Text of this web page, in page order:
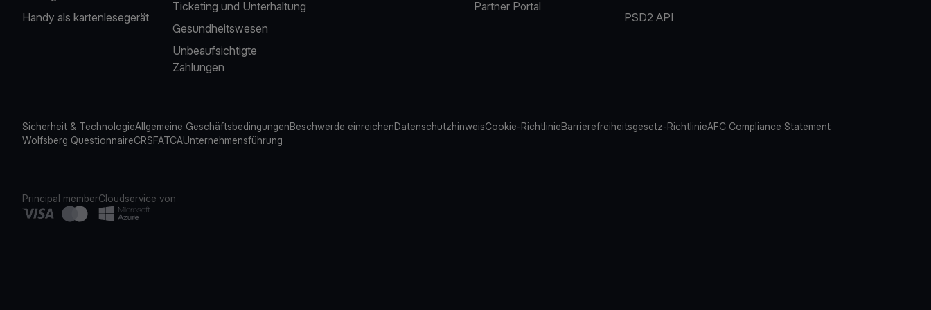
Handy als kartenlesegerät
Ticketing und Unterhaltung
Gesundheitswesen
Unbeaufsichtigte
Zahlungen
Partner Portal
PSD2 API
Sicherheit & TechnologieAllgemeine GeschäftsbedingungenBeschwerde einreichenDatenschutzhinweisCookie-RichtlinieBarrierefreiheitsgesetz-RichtlinieAFC Compliance Statement
Wolfsberg QuestionnaireCRSFATCAUnternehmensführung
Principal memberCloudservice von